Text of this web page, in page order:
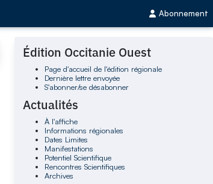
Abonnement
Édition Occitanie Ouest
Page d'accueil de l'édition régionale
Dernière lettre envoyée
S'abonner/se désabonner
Actualités
À l'affiche
Informations régionales
Dates Limites
Manifestations
Potentiel Scientifique
Rencontres Scientifiques
Archives